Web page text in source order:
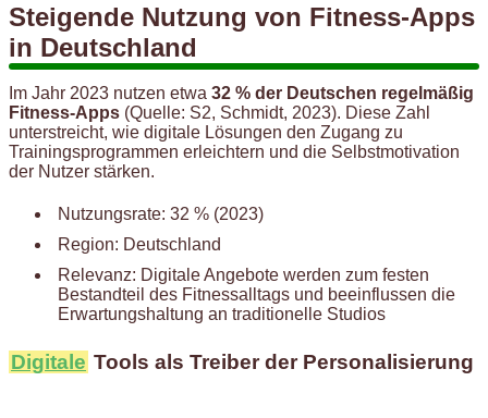
Steigende Nutzung von Fitness-Apps
in Deutschland
Im Jahr 2023 nutzen etwa 32 % der Deutschen regelmäßig
Fitness-Apps (Quelle: S2, Schmidt, 2023). Diese Zahl
unterstreicht, wie digitale Lösungen den Zugang zu
Trainingsprogrammen erleichtern und die Selbstmotivation
der Nutzer stärken.
Nutzungsrate: 32 % (2023)
Region: Deutschland
Relevanz: Digitale Angebote werden zum festen
Bestandteil des Fitnessalltags und beeinflussen die
Erwartungshaltung an traditionelle Studios
Digitale Tools als Treiber der Personalisierung